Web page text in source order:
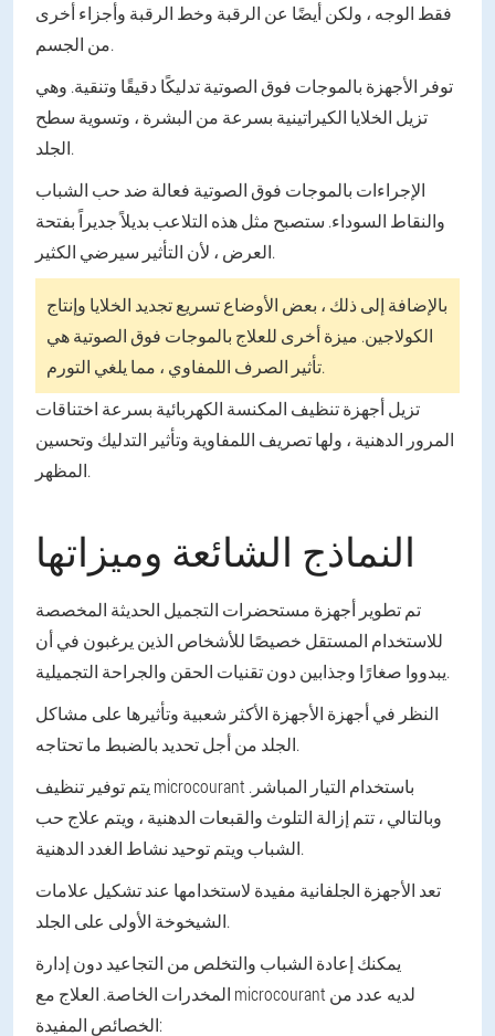
فقط الوجه ، ولكن أيضًا عن الرقبة وخط الرقبة وأجزاء أخرى
من الجسم.
توفر الأجهزة بالموجات فوق الصوتية تدليكًا دقيقًا وتنقية. وهي
تزيل الخلايا الكيراتينية بسرعة من البشرة ، وتسوية سطح
الجلد.
الإجراءات بالموجات فوق الصوتية فعالة ضد حب الشباب
والنقاط السوداء. ستصبح مثل هذه التلاعب بديلاً جديراً بفتحة
العرض ، لأن التأثير سيرضي الكثير.
بالإضافة إلى ذلك ، بعض الأوضاع تسريع تجديد الخلايا وإنتاج
الكولاجين. ميزة أخرى للعلاج بالموجات فوق الصوتية هي
تأثير الصرف اللمفاوي ، مما يلغي التورم.
تزيل أجهزة تنظيف المكنسة الكهربائية بسرعة اختناقات
المرور الدهنية ، ولها تصريف اللمفاوية وتأثير التدليك وتحسين
المظهر.
النماذج الشائعة وميزاتها
تم تطوير أجهزة مستحضرات التجميل الحديثة المخصصة
للاستخدام المستقل خصيصًا للأشخاص الذين يرغبون في أن
يبدووا صغارًا وجذابين دون تقنيات الحقن والجراحة التجميلية.
النظر في أجهزة الأجهزة الأكثر شعبية وتأثيرها على مشاكل
الجلد من أجل تحديد بالضبط ما تحتاجه.
يتم توفير تنظيف microcourant باستخدام التيار المباشر.
وبالتالي ، تتم إزالة التلوث والقبعات الدهنية ، ويتم علاج حب
الشباب ويتم توحيد نشاط الغدد الدهنية.
تعد الأجهزة الجلفانية مفيدة لاستخدامها عند تشكيل علامات
الشيخوخة الأولى على الجلد.
يمكنك إعادة الشباب والتخلص من التجاعيد دون إدارة
المخدرات الخاصة. العلاج مع microcourant لديه عدد من
الخصائص المفيدة: